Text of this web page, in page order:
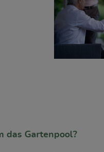
das Gartenpool?